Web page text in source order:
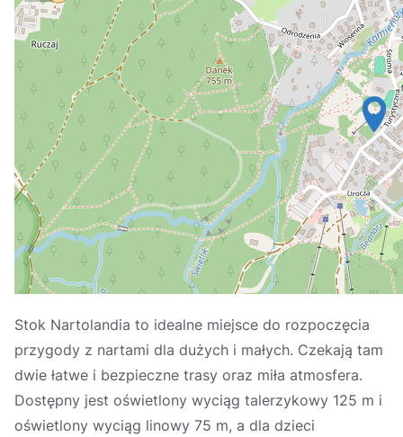
Italiano
Nederlands 日本
Português
Suomi
Україна
Zamknij
Stok Nartolandia to idealne miejsce do rozpoczęcia
przygody z nartami dla dużych i małych. Czekają tam
dwie łatwe i bezpieczne trasy oraz miła atmosfera.
Dostępny jest oświetlony wyciąg talerzykowy 125 m i
oświetlony wyciąg linowy 75 m, a dla dzieci